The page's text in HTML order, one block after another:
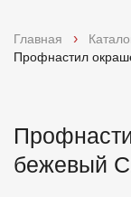
Доставка и
Главная
Профнастил
бежевый